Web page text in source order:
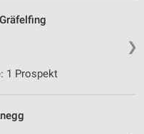
❯
1 Prospekt